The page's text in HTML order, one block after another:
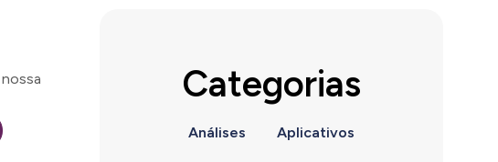
Categorias
Análises Aplicativos